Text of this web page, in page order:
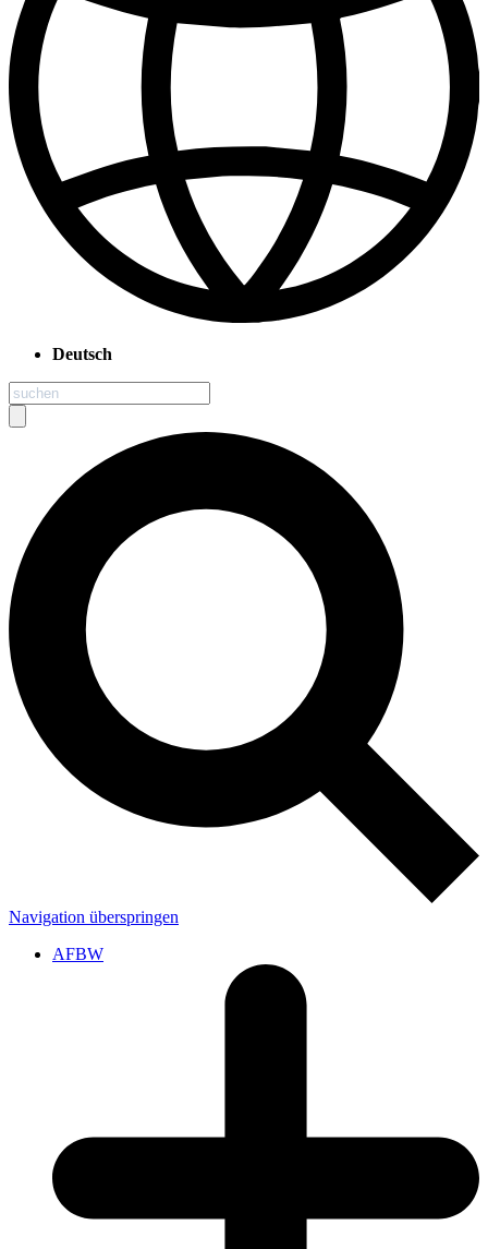
Deutsch
Navigation überspringen
AFBW